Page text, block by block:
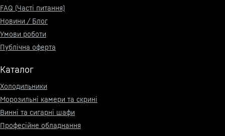
FAQ (Часті питання)
Новини / Блог
Умови роботи
Публічна оферта
Каталог
Холодильники
Морозильні камери та скрині
Винні та сигарні шафи
Професійне обладнання